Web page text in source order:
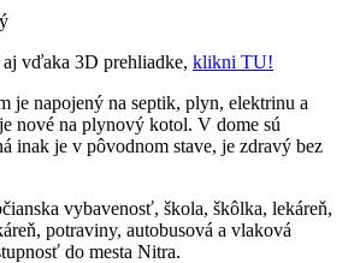
vďaka 3D prehliadke, klikni TU!
je napojený na septik, plyn, elektrinu a
nové na plynový kotol. V dome sú
inak je v pôvodnom stave, je zdravý bez
vybavenosť, škola, škôlka, lekáreň,
potraviny, autobusová a vlaková
do mesta Nitra.